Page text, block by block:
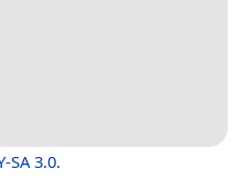
SA 3.0.